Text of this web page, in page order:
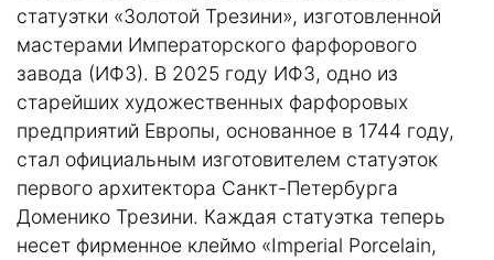
статуэтки «Золотой Трезини», изготовленной
мастерами Императорского фарфорового
завода (ИФЗ). В 2025 году ИФЗ, одно из
старейших художественных фарфоровых
предприятий Европы, основанное в 1744 году,
стал официальным изготовителем статуэток
первого архитектора Санкт-Петербурга
Доменико Трезини. Каждая статуэтка теперь
несет фирменное клеймо «Imperial Porcelain,